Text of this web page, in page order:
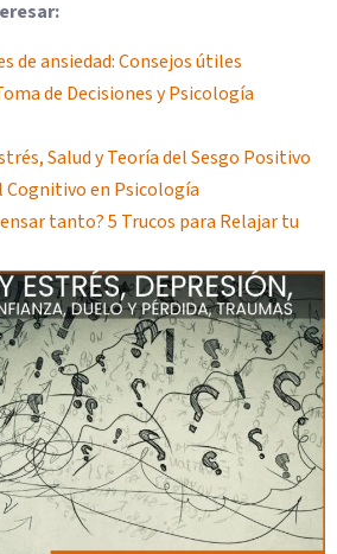
de ansiedad: Consejos útiles
de Decisiones y Psicología
Salud y Teoría del Sesgo Positivo
Cognitivo en Psicología
tanto? 5 Trucos para Relajar tu